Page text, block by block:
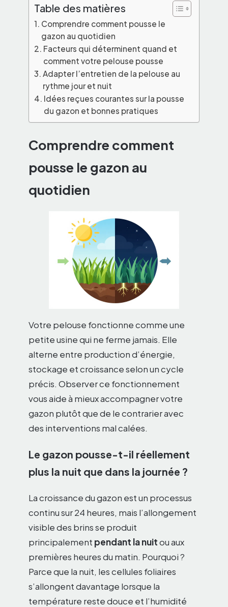
Table des matières
Comprendre comment pousse le
gazon au quotidien
Facteurs qui déterminent quand et
comment votre pelouse pousse
Adapter l’entretien de la pelouse au
rythme jour et nuit
Idées reçues courantes sur la pousse
du gazon et bonnes pratiques
Comprendre comment
pousse le gazon au
quotidien
Votre pelouse fonctionne comme une
petite usine qui ne ferme jamais. Elle
alterne entre production d’énergie,
stockage et croissance selon un cycle
précis. Observer ce fonctionnement
vous aide à mieux accompagner votre
gazon plutôt que de le contrarier avec
des interventions mal calées.
Le gazon pousse-t-il réellement
plus la nuit que dans la journée ?
La croissance du gazon est un processus
continu sur 24 heures, mais l’allongement
visible des brins se produit
principalement pendant la nuitou aux
premières heures du matin. Pourquoi ?
Parce que la nuit, les cellules foliaires
s’allongent davantage lorsque la
température reste douce et l’humidité